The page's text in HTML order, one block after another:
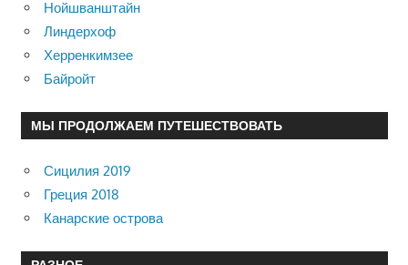
Нойшванштайн
Линдерхоф
Херренкимзее
Байройт
МЫ ПРОДОЛЖАЕМ ПУТЕШЕСТВОВАТЬ
Сицилия 2019
Греция 2018
Канарские острова